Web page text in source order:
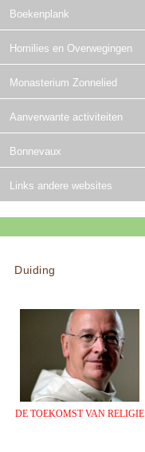
Boekenplank
Homilies en Overwegingen
Monasterium Zonnelied
Aanverwante activiteiten
Bonnevaux
Links andere websites
Duiding
DE TOEKOMST VAN RELIGIE